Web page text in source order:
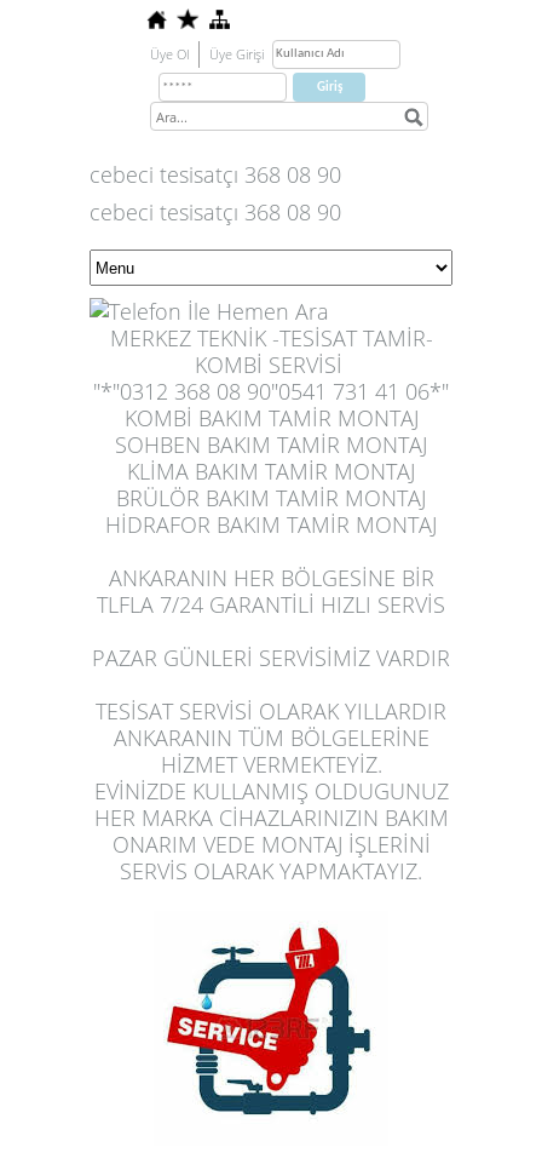
Üye Ol Üye Girişi
cebeci tesisatçı 368 08 90
cebeci tesisatçı 368 08 90
MERKEZ TEKNİK -TESİSAT TAMİR-
KOMBİ SERVİSİ
"*"0312 368 08 90"0541 731 41 06*"
KOMBİ BAKIM TAMİR MONTAJ
SOHBEN BAKIM TAMİR MONTAJ
KLİMA BAKIM TAMİR MONTAJ
BRÜLÖR BAKIM TAMİR MONTAJ
HİDRAFOR BAKIM TAMİR MONTAJ
ANKARANIN HER BÖLGESİNE BİR
TLFLA 7/24 GARANTİLİ HIZLI SERVİS
PAZAR GÜNLERİ SERVİSİMİZ VARDIR
TESİSAT SERVİSİ OLARAK YILLARDIR
ANKARANIN TÜM BÖLGELERİNE
HİZMET VERMEKTEYİZ.
EVİNİZDE KULLANMIŞ OLDUGUNUZ
HER MARKA CİHAZLARINIZIN BAKIM
ONARIM VEDE MONTAJ İŞLERİNİ
SERVİS OLARAK YAPMAKTAYIZ.